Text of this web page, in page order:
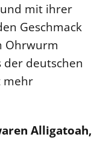
mit ihrer
Geschmack
Ohrwurm
der deutschen
mehr
Alligatoah,